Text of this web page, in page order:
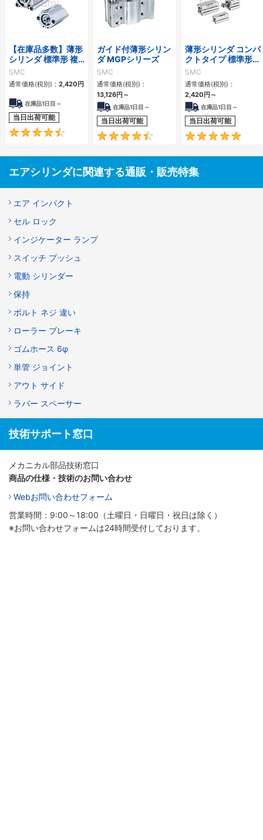
【在庫品多数】薄形
シリンダ 標準形 複
動・片ロッド CQ2
シリーズ
SMC
通常価格(税別)： 2,420 円
在庫品1日目～
当日出荷可能
4.5
ガイド付薄形シリン
ダ MGPシリーズ
SMC
通常価格(税別)：
13,126円 ～
在庫品1日目～
当日出荷可能
4.6
薄形シリンダ コンパ
クトタイプ 標準形
複動 片ロッド CQS
シリーズ
SMC
通常価格(税別)：
2,420 円 ～
在庫品1日目～
当日出荷可能
エアシリンダに関連する通販・販売特集
エア インパクト
セル ロック
インジケーター ランプ
スイッチ プッシュ
電動 シリンダー
保持
ボルト ネジ 違い
ローラー ブレーキ
ゴムホース 6φ
単管 ジョイント
アウト サイド
ラバー スペーサー
技術サポート窓口
メカニカル部品技術窓口
商品の仕様・技術のお問い合わせ
Webお問い合わせフォーム
営業時間：9:00～18:00（土曜日・日曜日・祝日は除く）
※お問い合わせフォームは24時間受付しております。